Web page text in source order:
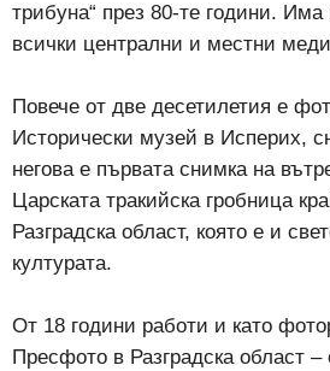
трибуна“ през 80-те години.
всички централни и местни
Повече от две десетилетия е
Исторически музей в Исперих,
негова е първата снимка на
Царската тракийска гробница
Разградска област, която е и
културата.
От 18 години работи и като
Пресфото в Разградска област –